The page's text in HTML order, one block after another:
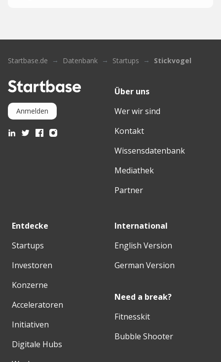
Startbase.de Datenbank Startups Stickvogel
Anmelden
Über uns
Wer wir sind
Kontakt
Wissensdatenbank
Mediathek
Partner
Entdecke
Startups
Investoren
Konzerne
Acceleratoren
Initiativen
Digitale Hubs
International
English Version
German Version
Need a break?
Fitnesskit
Bubble Shooter